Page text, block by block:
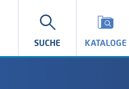
SUCHE KATALOGE